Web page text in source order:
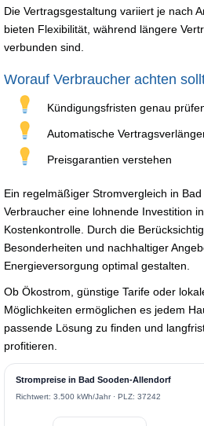
Die Vertragsgestaltung variiert je nach
bieten Flexibilität, während längere
verbunden sind.
Worauf Verbraucher achten
Kündigungsfristen genau
Automatische
Preisgarantien verstehen
Ein regelmäßiger Stromvergleich in
Verbraucher eine lohnende Investition
Kostenkontrolle. Durch die
Besonderheiten und nachhaltiger
Energieversorgung optimal gestalten.
Ob Ökostrom, günstige Tarife oder
Möglichkeiten ermöglichen es jedem
passende Lösung zu finden und
profitieren.
Strompreise in Bad Sooden-Allendorf
Richtwert: 3.500 kWh/Jahr · PLZ: 37242